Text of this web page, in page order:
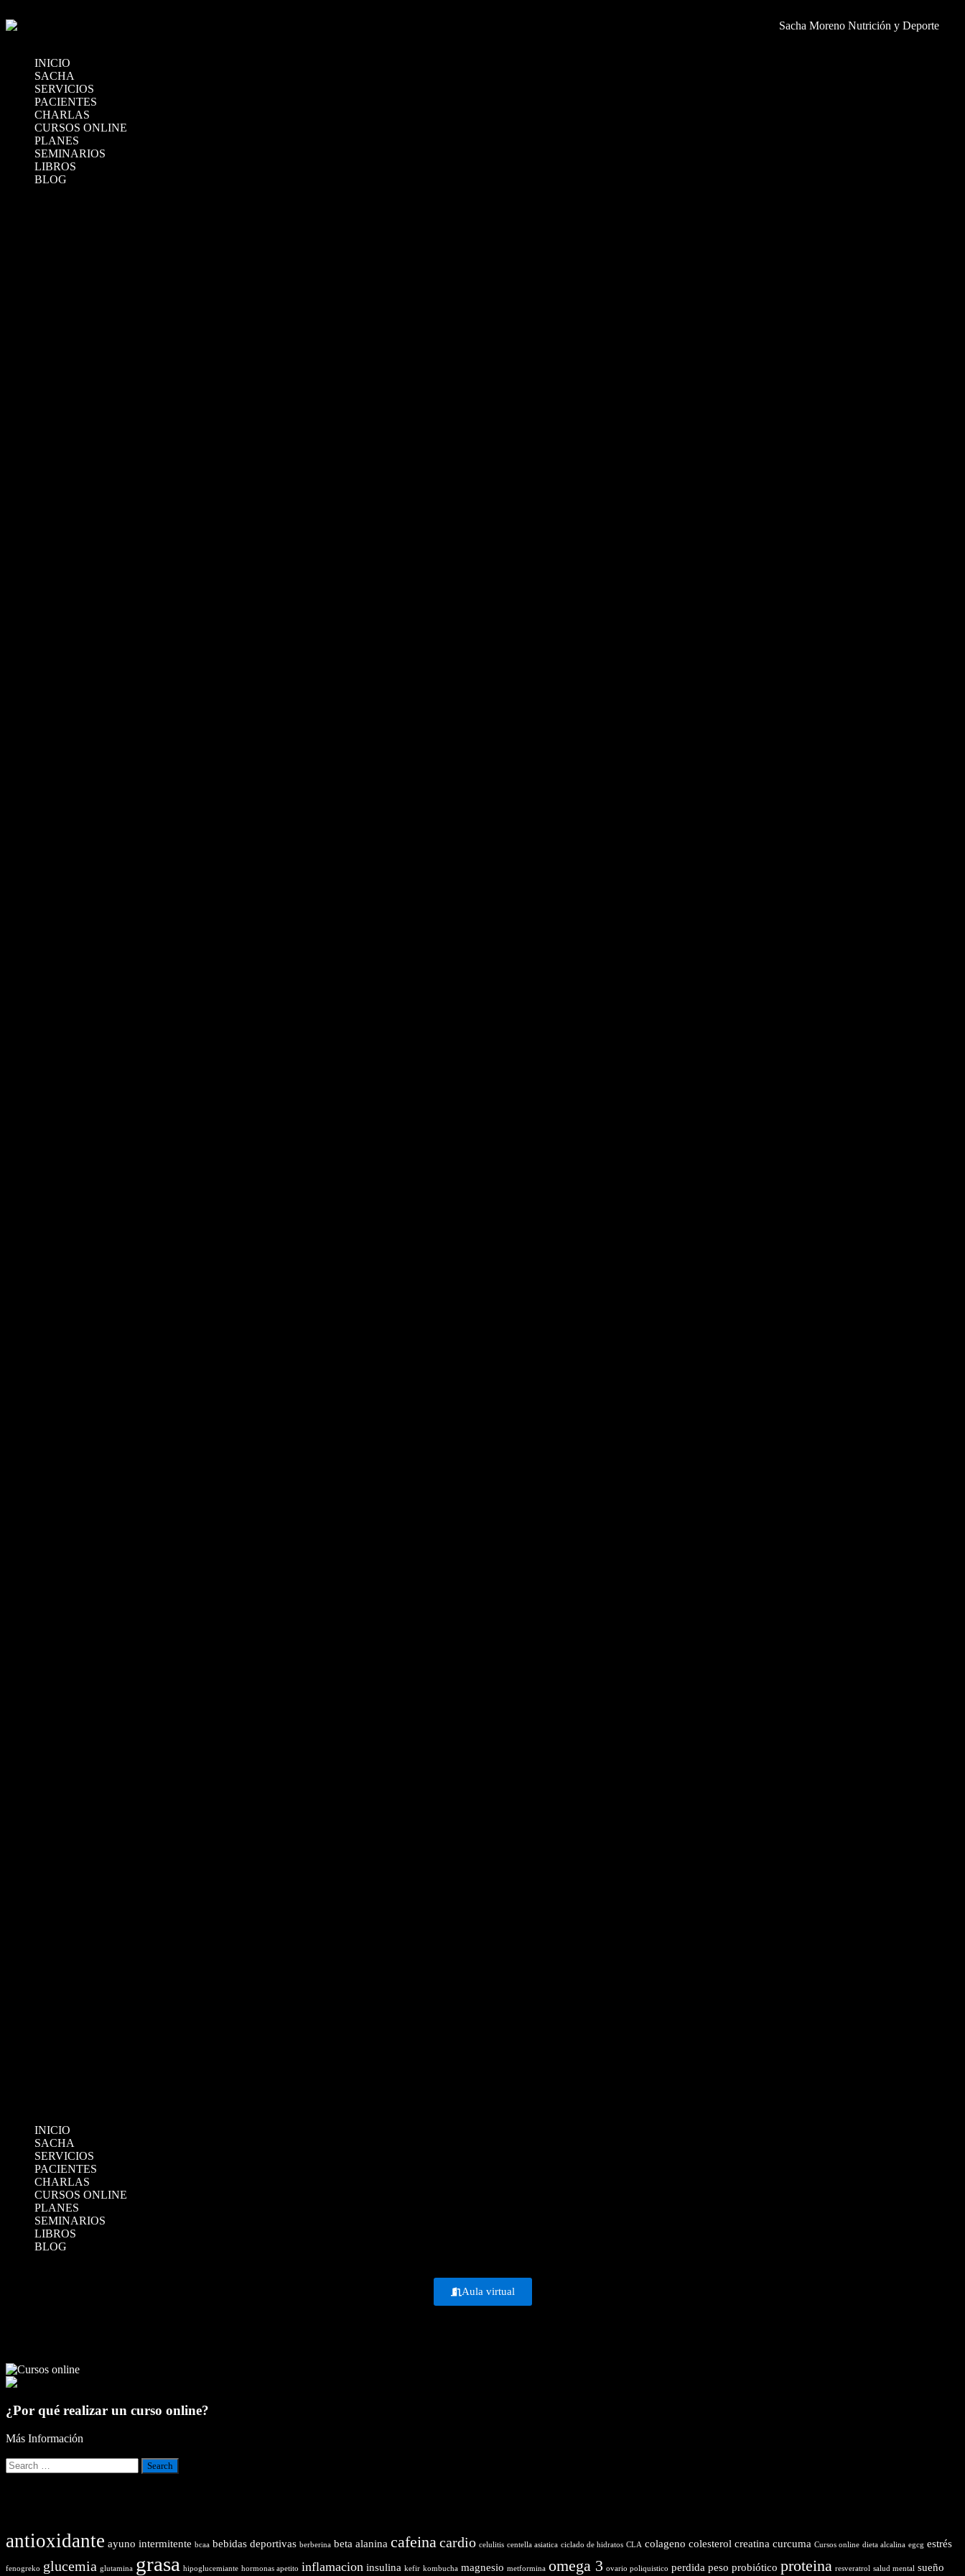
INICIO
SACHA
SERVICIOS
PACIENTES
CHARLAS
CURSOS ONLINE
PLANES
SEMINARIOS
LIBROS
BLOG
INICIO
SACHA
SERVICIOS
PACIENTES
CHARLAS
CURSOS ONLINE
PLANES
SEMINARIOS
LIBROS
BLOG
Aula virtual
¿Por qué realizar un curso online?
Más Información
antioxidante ayuno intermitente bcaa bebidas deportivas berberina beta alanina cafeinacardio celulitis centella asiatica ciclado de hidratos CLA colageno colesterol creatina curcuma Cursos online dieta alcalina egcg estrés
fenogreko glucemia glutamina grasa hipoglucemiante hormonas apetito inflamacion insulina kefir kombucha magnesio metformina omega 3 ovario poliquistico perdida peso probiótico proteina resveratrol salud mental sueño